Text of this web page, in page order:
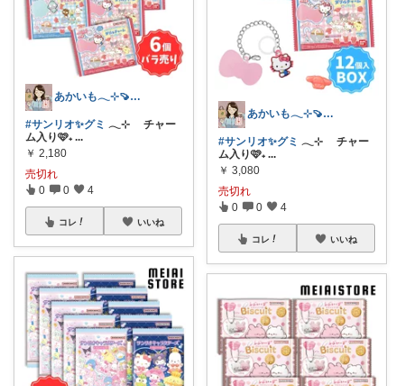
あかいも𓂃⊹🍠8月もよろしくです✨
#サンリオ✨グミ 𓂃⊹ チャー
ム入り🩷₊ ...
￥ 2,180
売切れ
0 0 4
コレ いいね
あかいも𓂃⊹🍠8月もよろしくです✨
#サンリオ✨グミ 𓂃⊹ チャー
ム入り🩷₊ ...
￥ 3,080
売切れ
0 0 4
コレ いいね